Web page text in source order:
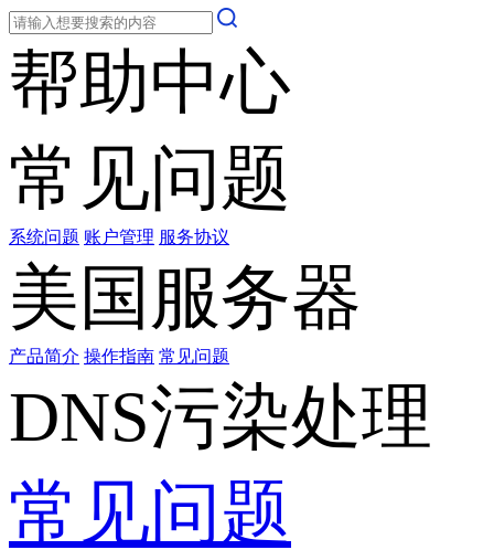
帮助中心
常见问题
系统问题 账户管理 服务协议
美国服务器
产品简介 操作指南 常见问题
DNS污染处理
常见问题